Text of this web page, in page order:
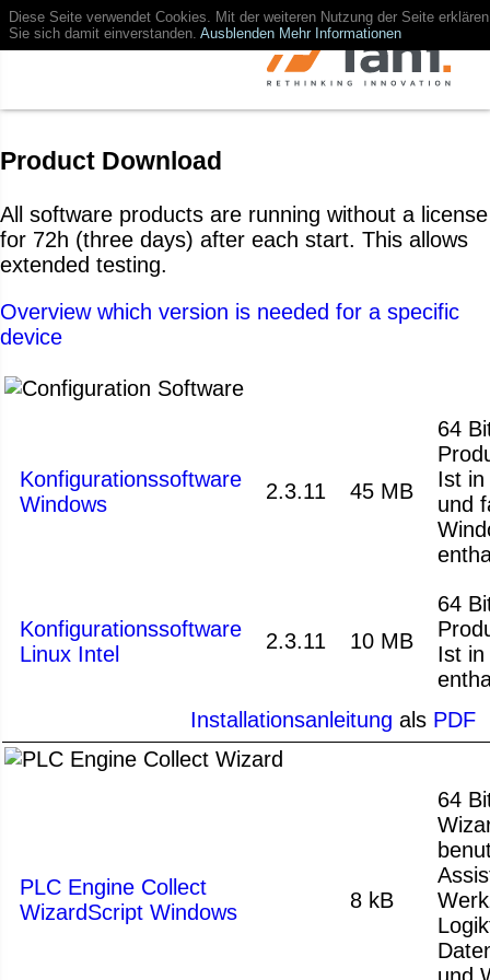
Diese Seite verwendet Cookies. Mit der weiteren Nutzung der Seite erklären
Sie sich damit einverstanden. Ausblenden Mehr Informationen
Product Download
All software products are running without a license
for 72h (three days) after each start. This allows
extended testing.
Overview which version is needed for a specific
device
Konfigurationssoftware
Windows
2.3.11 45 MB
64
Ist in
und
Konfigurationssoftware
Linux Intel
2.3.11 10 MB
64
Ist in
Installationsanleitung als PDF
PLC Engine Collect
WizardScript Windows
8 kB
64